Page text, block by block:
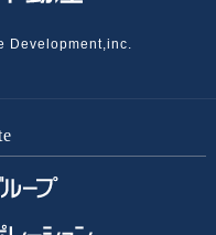
ムページを公開い
ランシエラ宇都宮
売いたしました。
Development,inc.